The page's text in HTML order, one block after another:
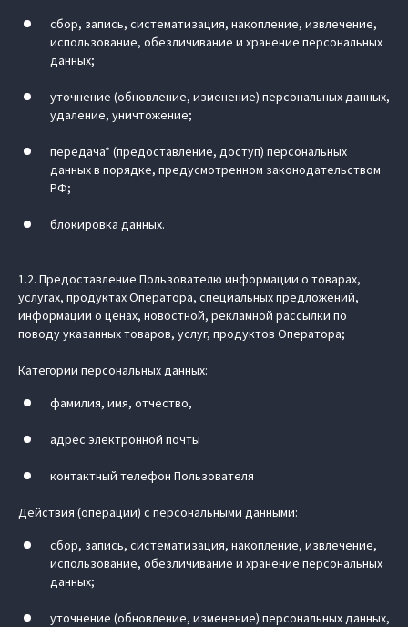
сбор, запись, систематизация, накопление, извлечение,
использование, обезличивание и хранение персональных
данных;
уточнение (обновление, изменение) персональных данных,
удаление, уничтожение;
передача* (предоставление, доступ) персональных
данных в порядке, предусмотренном законодательством
РФ;
блокировка данных.
1.2. Предоставление Пользователю информации о товарах,
услугах, продуктах Оператора, специальных предложений,
информации о ценах, новостной, рекламной рассылки по
поводу указанных товаров, услуг, продуктов Оператора;
Категории персональных данных:
фамилия, имя, отчество,
адрес электронной почты
контактный телефон Пользователя
Действия (операции) с персональными данными:
сбор, запись, систематизация, накопление, извлечение,
использование, обезличивание и хранение персональных
данных;
уточнение (обновление, изменение) персональных данных,